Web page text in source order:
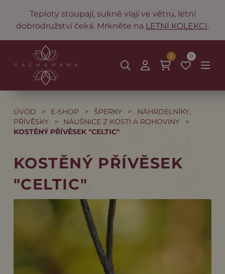
Teploty stoupají, sukně vlají ve větru, letní
dobrodružství čeká. Mrkněte na LETNÍ KOLEKCI.
0
0
ÚVOD > E-SHOP > ŠPERKY >
NÁHRDELNÍKY,
PŘÍVĚSKY
> NÁUŠNICE Z KOSTI A ROHOVINY
>
KOSTĚNÝ PŘÍVĚSEK "CELTIC"
KOSTĚNÝ PŘÍVĚSEK
"CELTIC"